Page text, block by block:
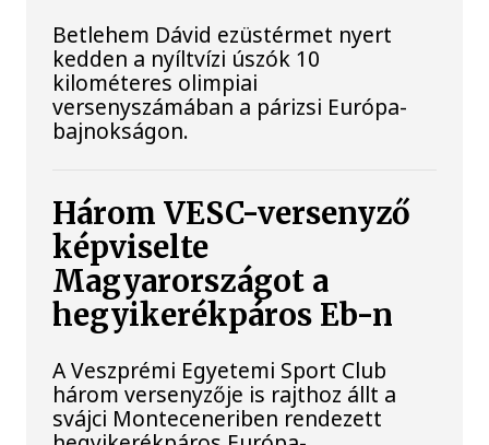
Betlehem Dávid ezüstérmet nyert
kedden a nyíltvízi úszók 10
kilométeres olimpiai
versenyszámában a párizsi Európa-
bajnokságon.
Három VESC-versenyző
képviselte
Magyarországot a
hegyikerékpáros Eb-n
A Veszprémi Egyetemi Sport Club
három versenyzője is rajthoz állt a
svájci Monteceneriben rendezett